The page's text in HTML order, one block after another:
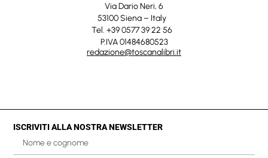
Via Dario Neri, 6
53100 Siena – Italy
Tel. +39 0577 39 22 56
P.IVA 01484680523
redazione@toscanalibri.it
ISCRIVITI ALLA NOSTRA NEWSLETTER